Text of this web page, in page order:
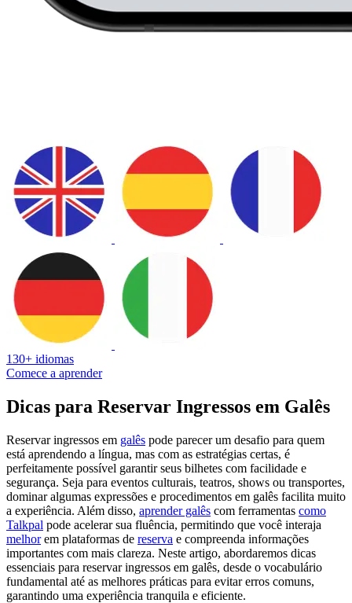
130+ idiomas
Comece a aprender
Dicas para Reservar Ingressos em Galês
Reservar ingressos em galês pode parecer um desafio para quem
está aprendendo a língua, mas com as estratégias certas, é
perfeitamente possível garantir seus bilhetes com facilidade e
segurança. Seja para eventos culturais, teatros, shows ou transportes,
dominar algumas expressões e procedimentos em galês facilita muito
a experiência. Além disso, aprender galês com ferramentas como
Talkpal pode acelerar sua fluência, permitindo que você interaja
melhorem plataformas de reserva e compreenda informações
importantes com mais clareza. Neste artigo, abordaremos dicas
essenciais para reservar ingressos em galês, desde o vocabulário
fundamental até as melhores práticas para evitar erros comuns,
garantindo uma experiência tranquila e eficiente.